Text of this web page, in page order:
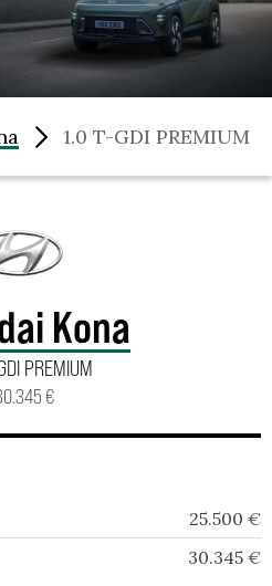
1.0 T-GDI PREMIUM
Kona
PREMIUM
€
25.500 €
30.345 €